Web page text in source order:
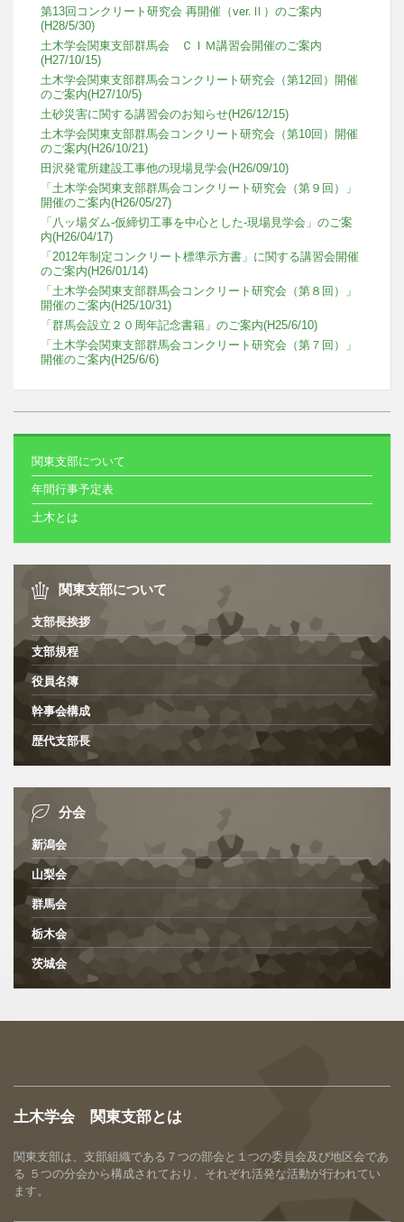
第13回コンクリート研究会 再開催（ver.Ⅱ）のご案内
(H28/5/30)
土木学会関東支部群馬会 ＣＩＭ講習会開催のご案内
(H27/10/15)
土木学会関東支部群馬会コンクリート研究会（第12回）開催
のご案内(H27/10/5)
土砂災害に関する講習会のお知らせ(H26/12/15)
土木学会関東支部群馬会コンクリート研究会（第10回）開催
のご案内(H26/10/21)
田沢発電所建設工事他の現場見学会(H26/09/10)
「土木学会関東支部群馬会コンクリート研究会（第９回）」
開催のご案内(H26/05/27)
「八ッ場ダム-仮締切工事を中心とした-現場見学会」のご案
内(H26/04/17)
「2012年制定コンクリート標準示方書」に関する講習会開催
のご案内(H26/01/14)
「土木学会関東支部群馬会コンクリート研究会（第８回）」
開催のご案内(H25/10/31)
「群馬会設立２０周年記念書籍」のご案内(H25/6/10)
「土木学会関東支部群馬会コンクリート研究会（第７回）」
開催のご案内(H25/6/6)
関東支部について
年間行事予定表
土木とは
関東支部について
支部長挨拶
支部規程
役員名簿
幹事会構成
歴代支部長
分会
新潟会
山梨会
群馬会
栃木会
茨城会
土木学会 関東支部とは
関東支部は、支部組織である７つの部会と１つの委員会及び地区会であ
る ５つの分会から構成されており、それぞれ活発な活動が行われてい
ます。